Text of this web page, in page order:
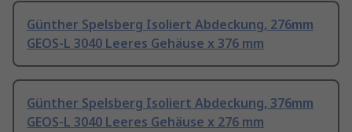
Günther Spelsberg Isoliert Abdeckung, 276mm
GEOS-L 3040 Leeres Gehäuse x 376 mm
Günther Spelsberg Isoliert Abdeckung, 376mm
GEOS-L 3040 Leeres Gehäuse x 276 mm